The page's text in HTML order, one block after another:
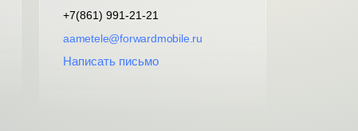
+7(861) 991-21-21
aametele@forwardmobile.ru
Написать письмо